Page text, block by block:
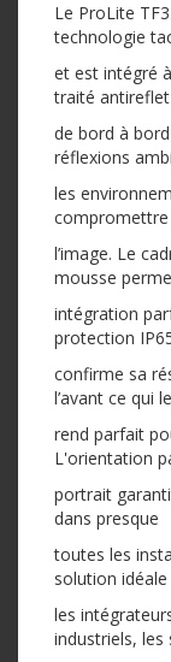
Le ProLite
technologie
et est intégré
traité antireflet
de bord à
réflexions
les
l’image. Le
mousse
intégration
protection
confirme sa
l’avant ce qui le
rend parfait
L'orientation
portrait
dans presque
toutes les
solution
les
industriels, les